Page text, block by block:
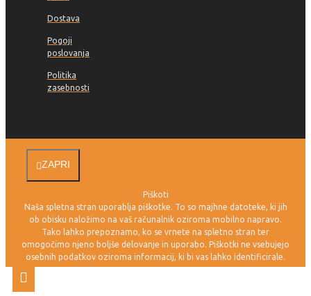
Dostava
Pogoji
poslovanja
Politika
zasebnosti
ZAPRI
Piškoti
Naša spletna stran uporablja piškotke. To so majhne datoteke, ki jih
ob obisku naložimo na vaš računalnik oziroma mobilno napravo.
Tako lahko prepoznamo, ko se vrnete na spletno stran ter
omogočimo njeno boljše delovanje in uporabo. Piškotki ne vsebujejo
osebnih podatkov oziroma informacij, ki bi vas lahko identificirale.